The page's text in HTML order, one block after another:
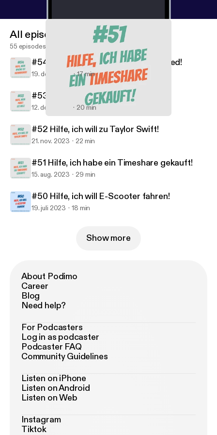
de/reisen-verkehr/reiserecht/unterkunft/timesharin
g.html
] wissen musst 🏘️ * Chargeback [
w.evz.de/einkaufen-internet/online-einkauf/rechtsd
urchsetzung/chargeback-kreditkartenzahlung-stor
nieren.html
]: So kannst du Kreditkarten-Zahlungen
rückgängig machen 💳
Hilfe, mein Toaster brennt!
All episodes
55 episodes
#54 Hilfe, mein iPhone ist Refurbished!
19. dec. 2023 17 min
#53 Hilfe, mein Paket ist weg!
12. dec. 2023 20 min
#52 Hilfe, ich will zu Taylor Swift!
21. nov. 2023 22 min
#51 Hilfe, ich habe ein Timeshare gekauft!
15. aug. 2023 29 min
#50 Hilfe, ich will E-Scooter fahren!
19. juli 2023 18 min
Show more
About Podimo
Career
Blog
Need help?
For Podcasters
Log in as podcaster
Podcaster FAQ
Community Guidelines
Listen on iPhone
Listen on Android
Listen on Web
Instagram
Tiktok